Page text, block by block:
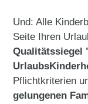
Und: Alle
Seite Ihren
Qualitätssiegel
Pflichtkriterien
gelungenen